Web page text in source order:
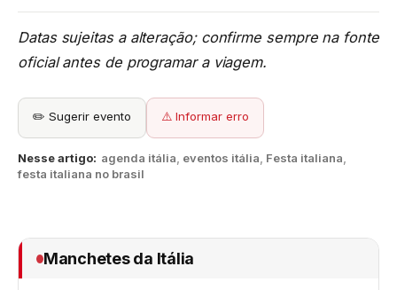
Datas sujeitas a alteração; confirme sempre na fonte
oficial antes de programar a viagem.
✏️ Sugerir evento ⚠️ Informar erro
Nesse artigo: agenda itália, eventos itália, Festa italiana,
festa italiana no brasil
Manchetes da Itália